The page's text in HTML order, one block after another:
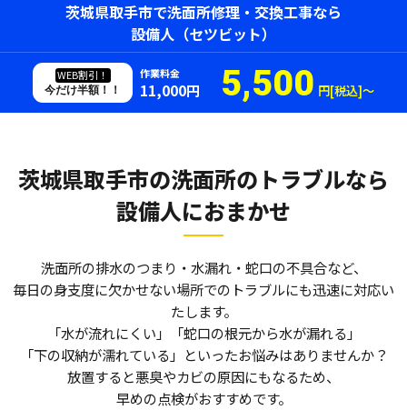
茨城県取手市で洗面所修理・交換工事なら
設備人（セツビット）
WEB割引！
今だけ半額！！
作業料金
11,000円 5,500 円[税込]〜
茨城県取手市の洗面所のトラブルなら
設備人におまかせ
洗面所の排水のつまり・水漏れ・蛇口の不具合など、
毎日の身支度に欠かせない場所でのトラブルにも迅速に対応い
たします。
「水が流れにくい」「蛇口の根元から水が漏れる」
「下の収納が濡れている」といったお悩みはありませんか？
放置すると悪臭やカビの原因にもなるため、
早めの点検がおすすめです。